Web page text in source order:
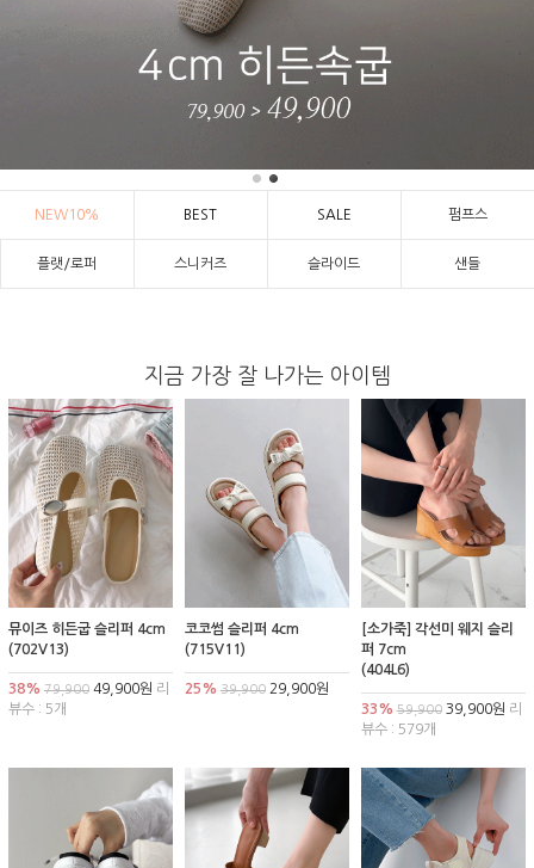
NEW10% BEST SALE 펌프스
플랫/로퍼 스니커즈 슬라이드 샌들
지금 가장 잘 나가는 아이템
뮤이즈 히든굽 슬리퍼 4cm
(702V13)
38% 79,900 49,900원 리
뷰수 : 5개
코코썸 슬리퍼 4cm
(715V11)
25% 39,90029,900원
[소가죽] 각선미 웨지 슬리
퍼 7cm
(404L6)
33% 59,90039,900원 리
뷰수 : 579개